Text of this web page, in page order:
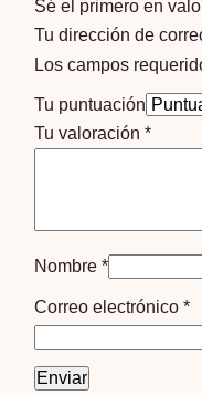
Sé el primero en
Tu dirección de
Los campos
Tu puntuación
Tu valoración*
Nombre*
Correo electrónico*